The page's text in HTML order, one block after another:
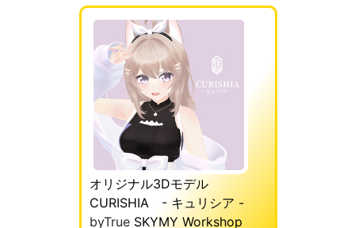
オリジナル3Dモデル
CURISHIA - キュリシア -
byTrue SKYMY Workshop